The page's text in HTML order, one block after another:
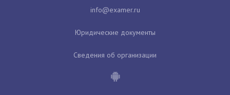
Юридические документы
Сведения об организации